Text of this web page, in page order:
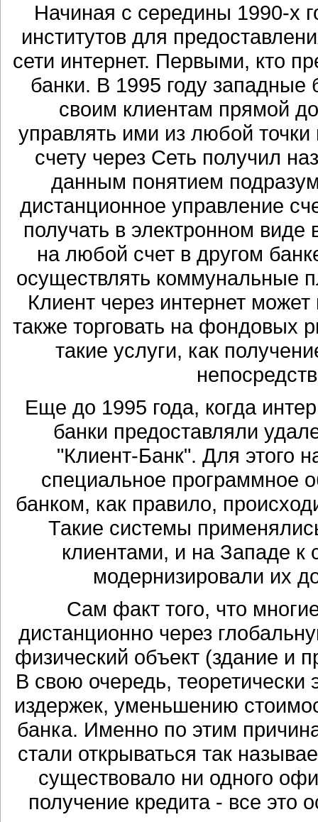
Начиная с середины 1990-х
институтов для
сети интернет. Первыми, кто
банки. В 1995 году западные
своим клиентам прямой
управлять ими из любой точки
счету через Сеть получил
данным понятием
дистанционное управление
получать в электронном виде
на любой счет в другом
осуществлять коммунальные
Клиент через интернет
также торговать на фондовых
такие услуги, как
Еще до 1995 года, когда
банки предоставляли
"Клиент-Банк". Для этого
специальное программное
банком, как правило,
Такие системы
клиентами, и на Западе к
модернизировали их
Сам факт того, что
дистанционно через
физический объект (здание и
В свою очередь,
издержек, уменьшению
банка. Именно по этим
стали открываться так
существовало ни одного
получение кредита - все это